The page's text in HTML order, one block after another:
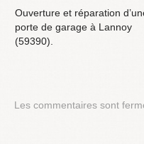
Ouverture et réparation
porte de garage à Lannoy
(59390).
Les commentaires sont